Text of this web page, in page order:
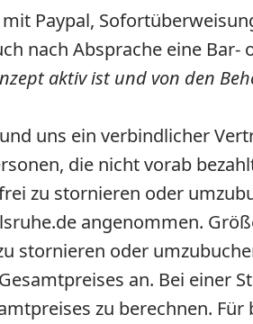
Paypal,
nach Absprache eine Bar-
aktiv ist und von den
uns ein verbindlicher
die nicht vorab
zu stornieren oder
angenommen.
stornieren oder
an. Bei einer
zu berechnen. Für